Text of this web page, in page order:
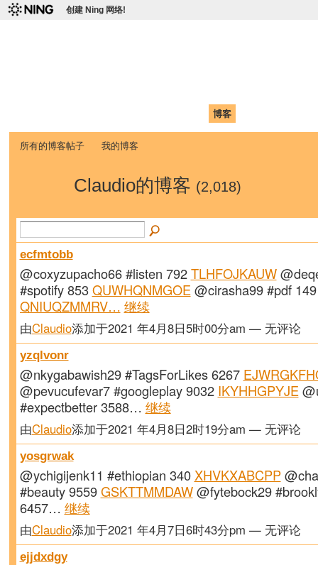
创建 Ning 网络!
博客
所有的博客帖子 我的博客
Claudio的博客 (2,018)
ecfmtobb
@coxyzupacho66 #listen 792TLHFOJKAUW
#spotify 853QUWHQNMGOE @cirasha99 #pdf 149
QNIUQZMMRV… 继续
由Claudio添加于2021 年4月8日5时00分am — 无评论
yzqlvonr
@nkygabawish29 #TagsForLikes 6267
@pevucufevar7 #googleplay 9032 IKYHHGPYJE
#expectbetter 3588… 继续
由Claudio添加于2021 年4月8日2时19分am — 无评论
yosgrwak
@ychigijenk11 #ethiopian 340 XHVKXABCPP
#beauty 9559GSKTTMMDAW@fytebock29
6457… 继续
由Claudio添加于2021 年4月7日6时43分pm — 无评论
ejjdxdgy